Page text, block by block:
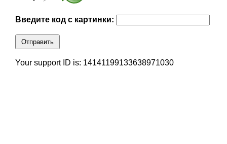
Введите код с картинки:
Отправить
Your support ID is: 14141199133638971030